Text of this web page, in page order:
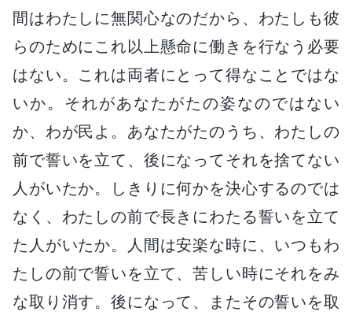
間はわたしに無関心なのだから、わたしも彼
らのためにこれ以上懸命に働きを行なう必要
はない。これは両者にとって得なことではな
いか。それがあなたがたの姿なのではない
か、わが民よ。あなたがたのうち、わたしの
前で誓いを立て、後になってそれを捨てない
人がいたか。しきりに何かを決心するのでは
なく、わたしの前で長きにわたる誓いを立て
た人がいたか。人間は安楽な時に、いつもわ
たしの前で誓いを立て、苦しい時にそれをみ
な取り消す。後になって、またその誓いを取